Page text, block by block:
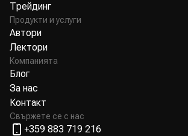
Трейдинг
Продукти и услуги
Автори
Лектори
Компанията
Блог
За нас
Контакт
Свържете се с нас
+359 883 719 216